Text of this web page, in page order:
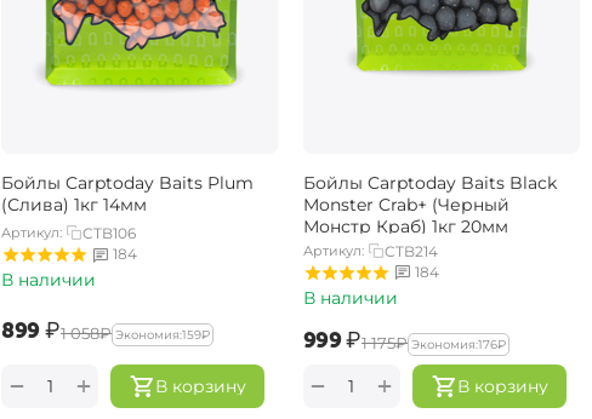
Бойлы Carptoday Baits Plum
(Слива) 1кг 14мм
Артикул:
CTB106
184
В наличии
‍899‍₽‍1 058‍₽ Экономия:‍159‍₽
В корзину
+
−
Бойлы Carptoday Baits Black
Monster Crab+ (Черный
Монстр Краб) 1кг 20мм
Артикул:
CTB214
184
В наличии
‍999‍₽‍1 175‍₽ Экономия:‍176‍₽
В корзину
+
−